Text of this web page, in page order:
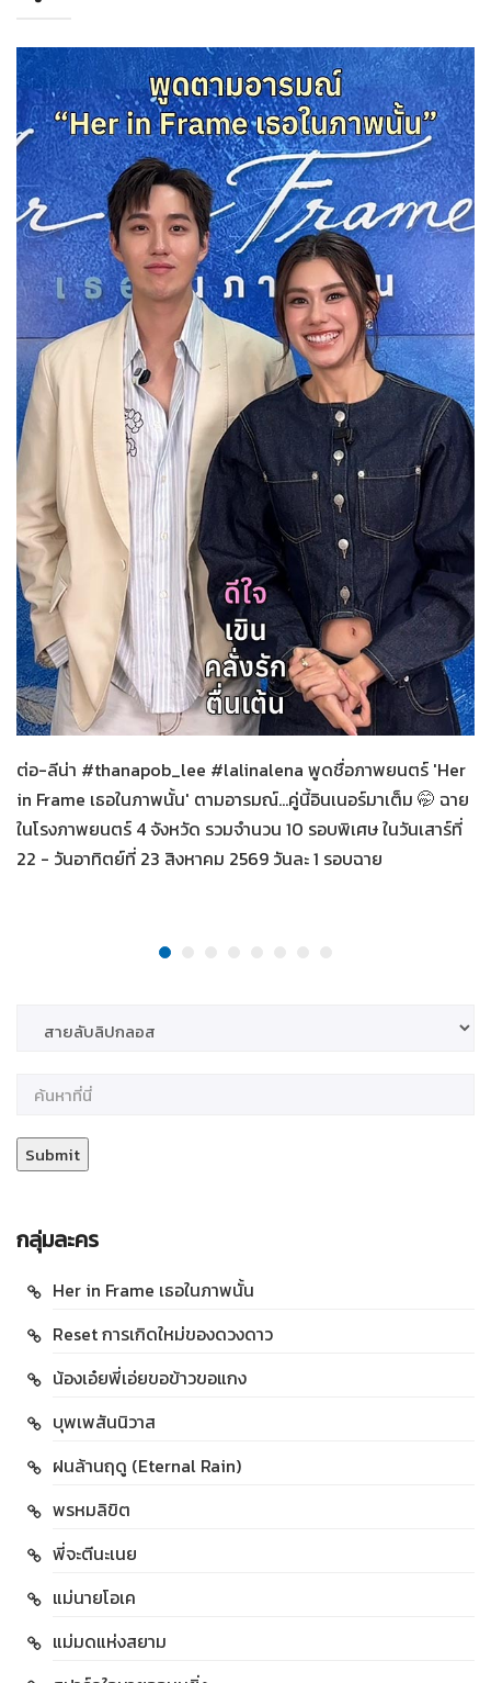
08-08-2569
Her in Frame เธอในภาพนั้น
ต่อ-ลีน่า #thanapob_lee #lalinalena พูดชื่อภาพยนตร์ 'Her
in Frame เธอในภาพนั้น' ตามอารมณ์...คู่นี้อินเนอร์มาเต็ม 🤭 ฉาย
ในโรงภาพยนตร์ 4 จังหวัด รวมจำนวน 10 รอบพิเศษ ในวันเสาร์ที่
22 - วันอาทิตย์ที่ 23 สิงหาคม 2569 วันละ 1 รอบฉาย
กลุ่มละคร
Her in Frame เธอในภาพนั้น
Reset การเกิดใหม่ของดวงดาว
น้องเอ๋ยพี่เอ่ยขอข้าวขอแกง
บุพเพสันนิวาส
ฝนล้านฤดู (Eternal Rain)
พรหมลิขิต
พี่จะตีนะเนย
แม่นายโอเค
แม่มดแห่งสยาม